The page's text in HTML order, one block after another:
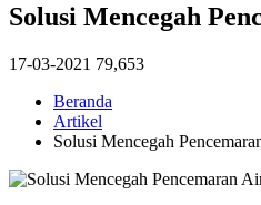
Solusi Mencegah
17-03-2021 79,653
Beranda
Artikel
Solusi Mencegah